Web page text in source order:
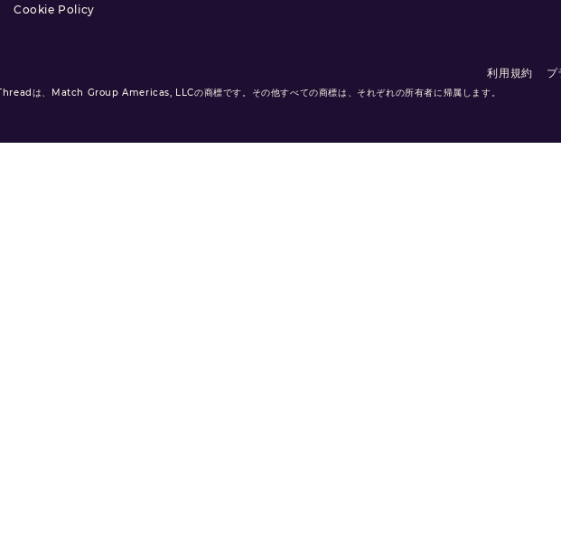
Cookie Policy
利用規約 プ
は、Match Group Americas, LLCの商標です。その他すべての商標は、それぞれの所有者に帰属します。